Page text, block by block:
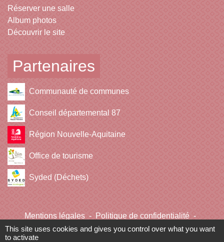
Réserver une salle
Album photos
Découvrir le site
Partenaires
Communauté de communes
Conseil départemental 87
Région Nouvelle-Aquitaine
Office de tourisme
Syded (Déchets)
Mentions légales - Politique de confidentialité -
Accessibilité - Plan du site - Gestion des cookies
This site uses cookies and gives you control over what you want
to activate